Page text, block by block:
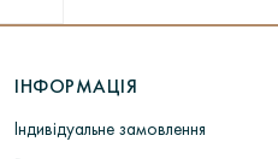
ІНФОРМАЦІЯ
Індивідуальне замовлення